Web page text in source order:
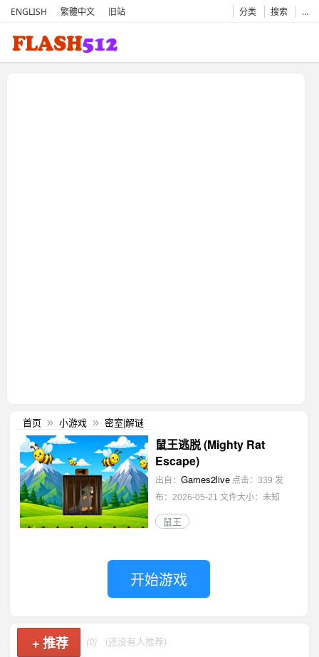
ENGLISH 繁體中文 旧站 分类 搜索 …
首页 » 小游戏 » 密室|解谜
鼠王逃脱 (Mighty Rat
Escape)
出自： Games2live 点击：339 发
布：2026-05-21 文件大小：未知
鼠王
开始游戏
+推荐 (0) (还没有人推荐)